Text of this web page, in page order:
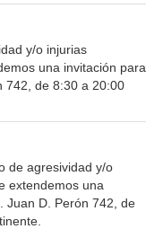
y/o injurias
una invitación para
742, de 8:30 a 20:00
de agresividad y/o
extendemos una
Juan D. Perón 742, de